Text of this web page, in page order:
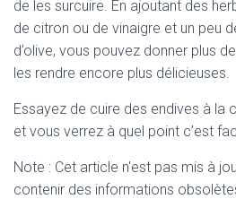
de les surcuire. En ajoutant des
de citron ou de vinaigre et un peu
d’olive, vous pouvez donner plus
les rendre encore plus délicieuses.
Essayez de cuire des endives à la
et vous verrez à quel point c’est
Note : Cet article n'est pas mis à
contenir des informations